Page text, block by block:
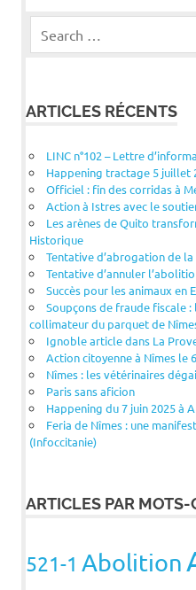
ARTICLES RÉCENTS
LINC n°102 – Lettre
Happening tractage 5 juillet
Officiel : fin des corridas à
Action à Istres avec le
Les arènes de Quito
Historique
Tentative d’abrogation de
Tentative d’annuler
Succès pour les animaux en
Soupçons de fraude fiscale
collimateur du parquet de
Ignoble article dans La
Action citoyenne à Nîmes le
Nîmes : les vétérinaires
Paris sans aficion
Happening du 7 juin 2025 à
Feria de Nîmes : une
(Infoccitanie)
ARTICLES PAR MOTS-
521-1 Abolition